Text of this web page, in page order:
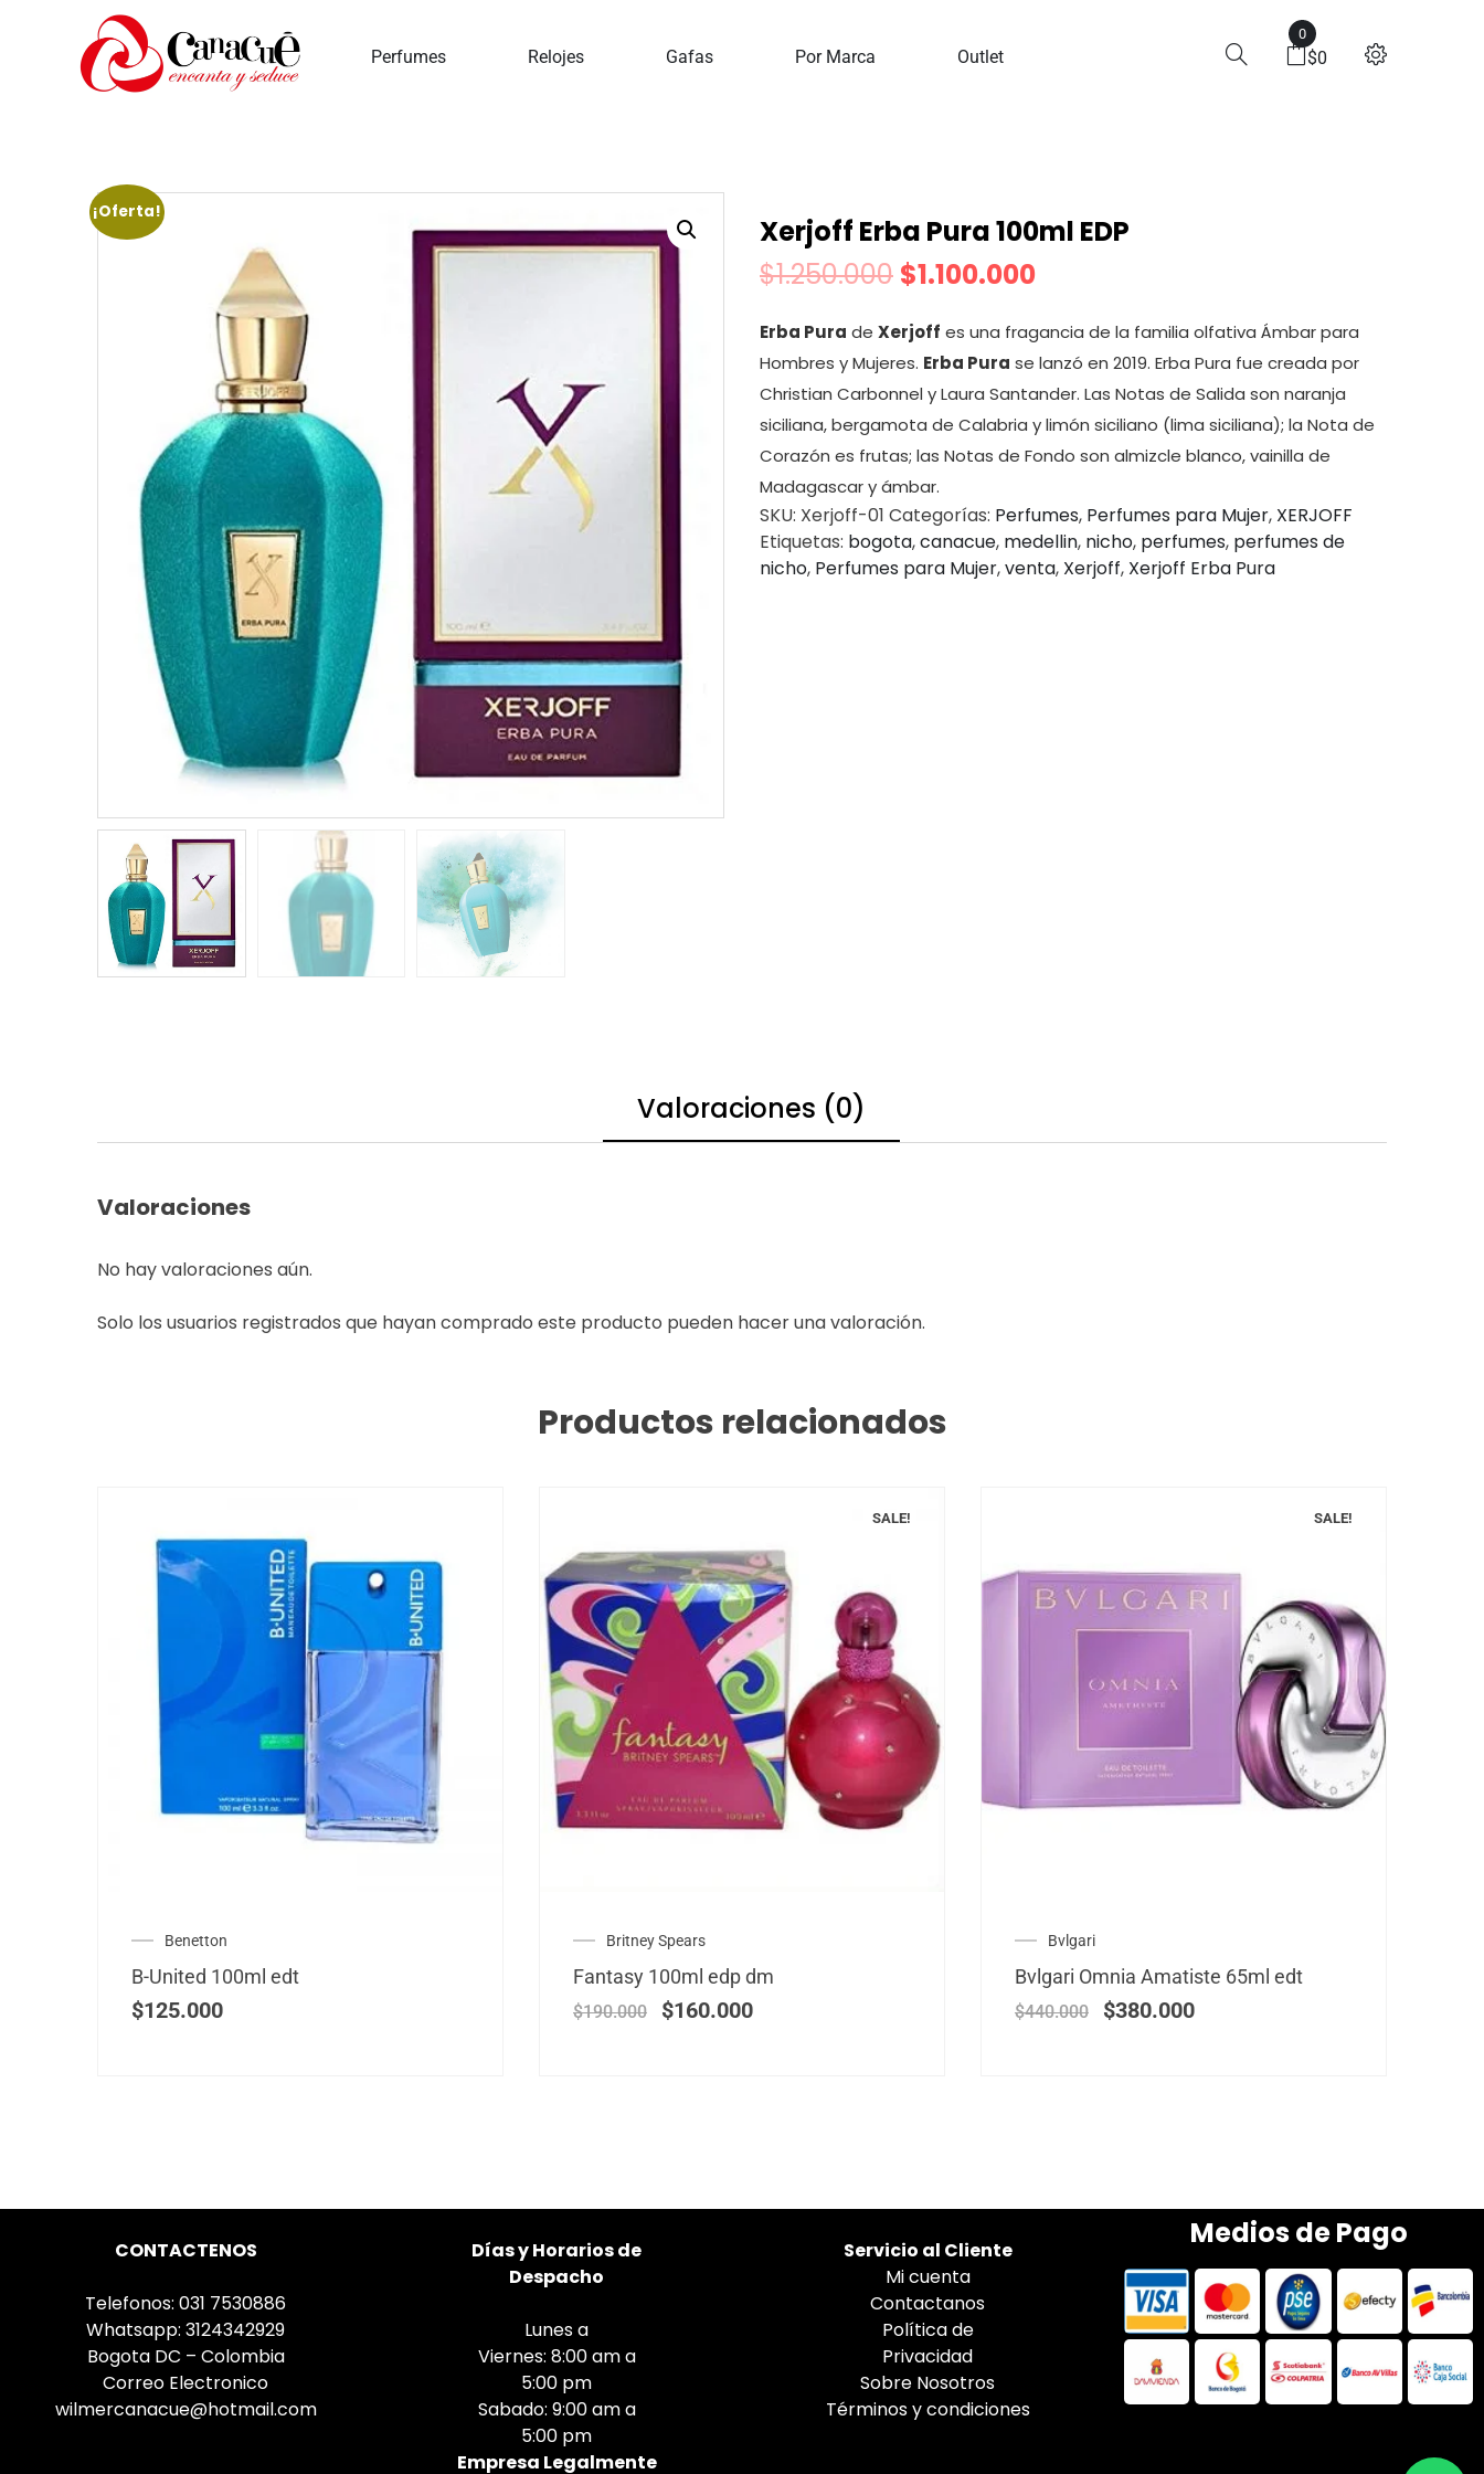
Perfumes Relojes Gafas Por Marca Outlet
0
$0
Inicio Perfumes Perfumes Para Mujer Xerjoff Erba Pura 100ml EDP
¡Oferta!
Xerjoff Erba Pura 100ml EDP
$1.250.000 $1.100.000
Erba Pura de Xerjoff es una fragancia de la familia olfativa Ámbar para
Hombres y Mujeres. Erba Pura se lanzó en 2019. Erba Pura fue creada por
Christian Carbonnel y Laura Santander. Las Notas de Salida son naranja
siciliana, bergamota de Calabria y limón siciliano (lima siciliana); la Nota de
Corazón es frutas; las Notas de Fondo son almizcle blanco, vainilla de
Madagascar y ámbar.
SKU: Xerjoff-01 Categorías: Perfumes, Perfumes para Mujer, XERJOFF
Etiquetas: bogota,canacue, medellin, nicho, perfumes, perfumes de
nicho, Perfumes para Mujer,venta, Xerjoff, Xerjoff Erba Pura
Valoraciones (0)
Valoraciones
No hay valoraciones aún.
Solo los usuarios registrados que hayan comprado este producto pueden hacer una valoración.
Productos relacionados
Benetton
B-United 100ml edt
$125.000
SALE!
Britney Spears
Fantasy 100ml edp dm
$190.000 $160.000
SALE!
Bvlgari
Bvlgari Omnia Amatiste 65ml edt
$440.000 $380.000
CONTACTENOS
Telefonos: 031 7530886
Whatsapp: 3124342929
Bogota DC – Colombia
Correo Electronico
wilmercanacue@hotmail.com
Díasy Horarios de
Despacho
Lunes a
Viernes: 8:00 am a
5:00 pm
Sabado: 9:00 am a
5:00 pm
Empresa Legalmente
Servicio al Cliente
Mi cuenta
Contactanos
Política de
Privacidad
Sobre Nosotros
Términos y condiciones
Medios de Pago